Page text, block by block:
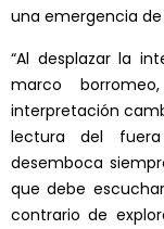
una emergencia de
“Al desplazar la
marco
interpretación
lectura del
desemboca
que debe
contrario de